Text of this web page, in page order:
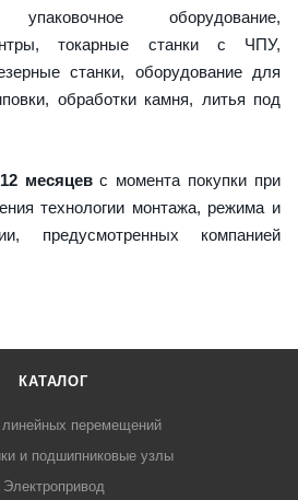
оборудование,
токарные станки с ЧПУ,
станки, оборудование для
обработки камня, литья под
месяцевс момента покупки при
технологии монтажа, режима и
предусмотренных компанией
КАТАЛОГ
линейных перемещений
и подшипниковые узлы
Электропривод